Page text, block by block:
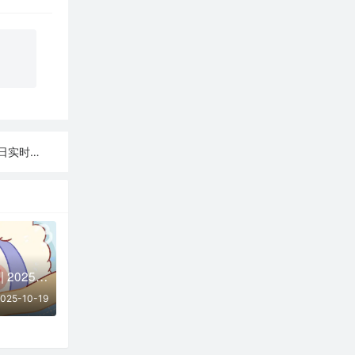
可用
免费节点每日更新 | 2025年10月19日SSR/V2Ray/Clash可用订阅
10-19